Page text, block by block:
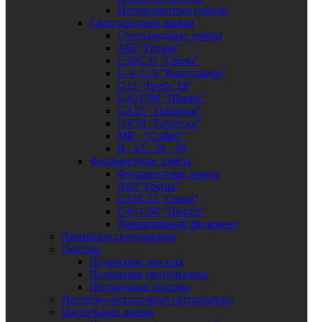
Нестандартные цоколя
Светодиодные лампы
Светодиодные лампы
A60 "Груша"
C35/C37 "Свеча"
G-4: G-9 "Капсульная"
G13 "Труба Т8"
G45-G90 "Шарик"
GX53 "Таблетка"
GX70 "Таблетка"
MR - "Софит"
R - 63 - 50 - 39
Филаментные лампы
Филаментные лампы
A60 "Груша"
C35/C37 "Свеча"
G45-G90 "Шарик"
Декоративный филамент
Линейные светильники
Люстры
Подвесные люстры
Подвесные светильники
Потолочные люстры
Настенно-потолочные светильники
Настольные лампы